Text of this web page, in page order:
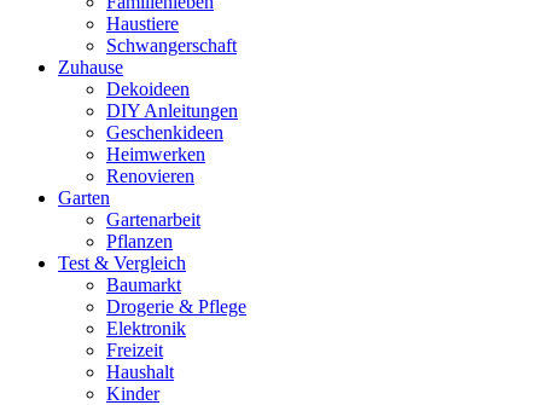
Haustiere
Schwangerschaft
Zuhause
Dekoideen
DIY Anleitungen
Geschenkideen
Heimwerken
Renovieren
Garten
Gartenarbeit
Pflanzen
Test & Vergleich
Baumarkt
Drogerie & Pflege
Elektronik
Freizeit
Haushalt
Kinder